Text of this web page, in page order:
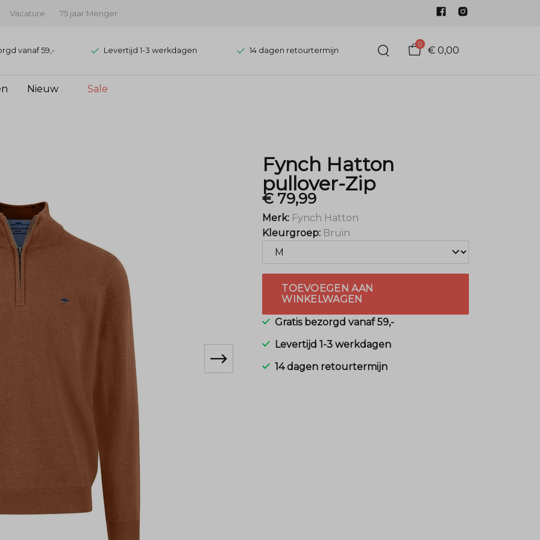
Vacature 75 jaar Menger
vanaf 59,- Levertijd 1-3 werkdagen 14 dagen retourtermijn
0
€ 0,00
Nieuw Sale
Fynch Hatton
pullover-Zip
€ 79,99
Merk: Fynch Hatton
Kleurgroep: Bruin
TOEVOEGEN AAN
WINKELWAGEN
Gratis bezorgd vanaf 59,-
Levertijd 1-3 werkdagen
14 dagen retourtermijn